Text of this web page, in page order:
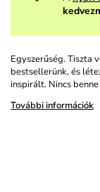
Egyszerűség. Tiszta
bestsellerünk, és
inspirált. Nincs
További információk